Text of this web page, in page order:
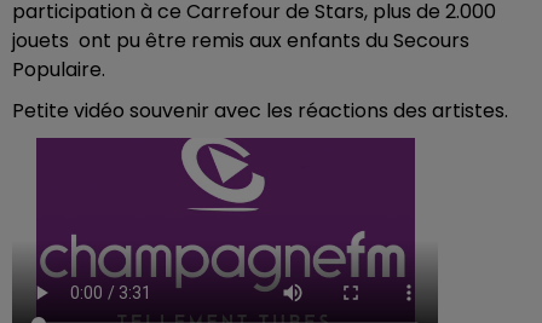
participation à ce Carrefour de Stars, plus de 2.000
jouets ont pu être remis aux enfants du Secours
Populaire.
Petite vidéo souvenir avec les réactions des artistes.